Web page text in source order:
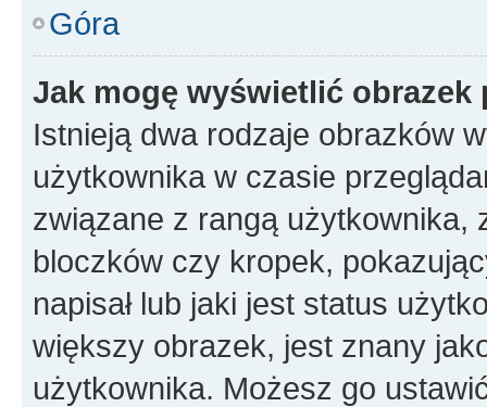
Góra
Jak mogę wyświetlić
Istnieją dwa rodzaje obrazków
użytkownika w czasie
związane z rangą użytkownika,
bloczków czy kropek,
napisał lub jaki jest status
większy obrazek, jest znany
użytkownika. Możesz go